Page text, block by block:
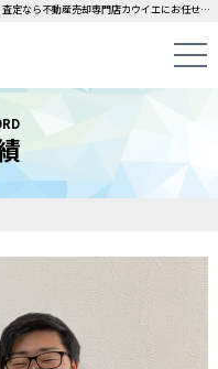
旭川市神居 S様｜売却実績｜旭川・札幌の不動産売却・買取・査定なら不動産売却専門店カウイエにお任せください！中古一戸建て・マンション・土地の即日無料査定・即金買取を行っています！